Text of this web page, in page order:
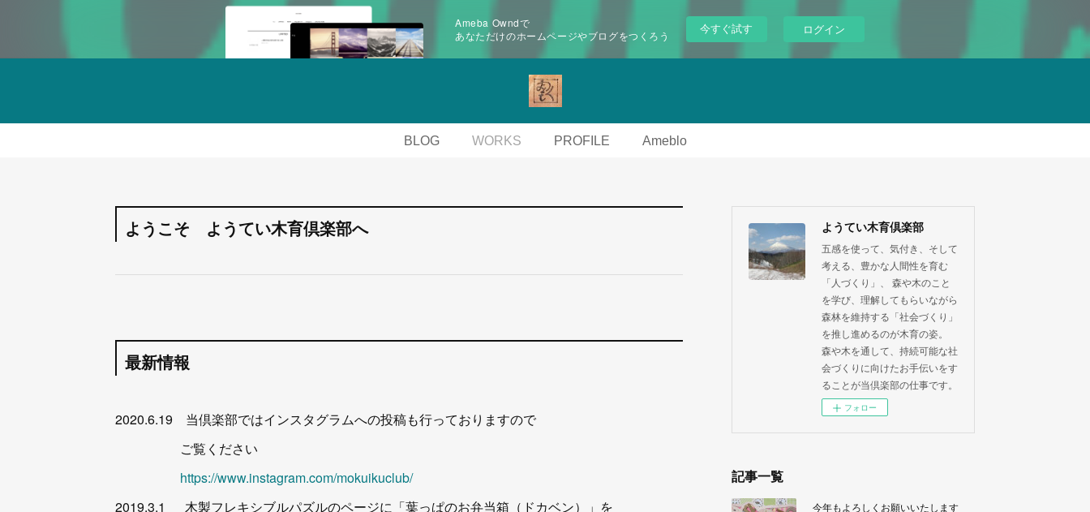
Ameba Owndで
あなただけのホームページやブログをつくろう
今すぐ試す ログイン
BLOG WORKS PROFILE Ameblo
ようこそ ようてい木育倶楽部へ
最新情報
2020.6.19 当倶楽部ではインスタグラムへの投稿も行っておりますので
ご覧ください
https://www.instagram.com/mokuikuclub/
2019.3.1 木製フレキシブルパズルのページに「葉っぱのお弁当箱（ドカベン）」を
ようてい木育倶楽部
五感を使って、気付き、そして
考える、豊かな人間性を育む
「人づくり」、 森や木のこと
を学び、理解してもらいながら
森林を維持する「社会づくり」
を推し進めるのが木育の姿。
森や木を通して、持続可能な社
会づくりに向けたお手伝いをす
ることが当倶楽部の仕事です。
フォロー
記事一覧
今年もよろしくお願いいたします